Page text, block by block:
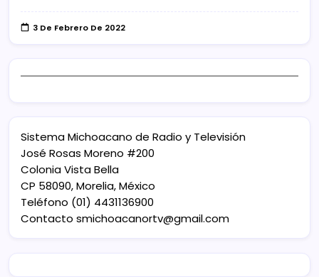
3 De Febrero De 2022
Sistema Michoacano de Radio y Televisión
José Rosas Moreno #200
Colonia Vista Bella
CP 58090, Morelia, México
Teléfono (01) 4431136900
Contacto smichoacanortv@gmail.com